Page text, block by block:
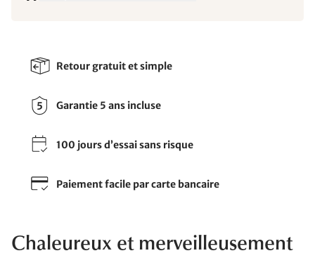
Retour gratuit et simple
Garantie 5 ans incluse
100 jours d’essai sans risque
Paiement facile par carte bancaire
Chaleureux et merveilleusement